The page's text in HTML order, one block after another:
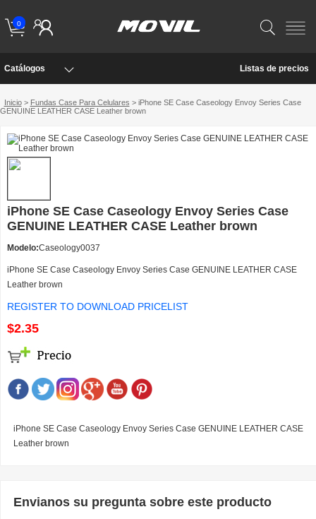
0
Catálogos Listas de precios
Inicio> Fundas Case Para Celulares > iPhone SE Case Caseology Envoy Series Case
GENUINE LEATHER CASE Leather brown
iPhone SE Case Caseology Envoy Series Case
GENUINE LEATHER CASE Leather brown
Modelo:Caseology0037
iPhone SE Case Caseology Envoy Series Case GENUINE LEATHER CASE
Leather brown
REGISTER TO DOWNLOAD PRICELIST
$2.35
iPhone SE Case Caseology Envoy Series Case GENUINE LEATHER CASE
Leather brown
Envianos su pregunta sobre este producto